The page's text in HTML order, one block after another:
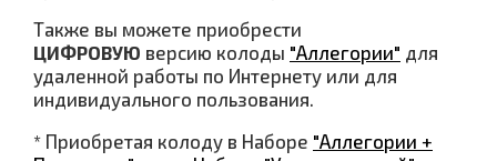
Также вы можете приобрести
ЦИФРОВУЮ версию колоды "Аллегории" для
удаленной работы по Интернету или для
индивидуального пользования.
* Приобретая колоду в Наборе "Аллегории +